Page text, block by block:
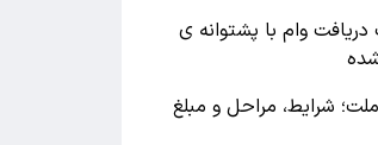
وام با پشتوانه ی
شرایط، مراحل و مبلغ